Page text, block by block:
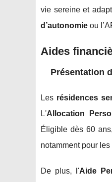
vie sereine et
d’autonomie ou
Aides
Présentation
Les résidences
L'Allocation
Éligible dès 60
notamment pour
De plus, l'Aide